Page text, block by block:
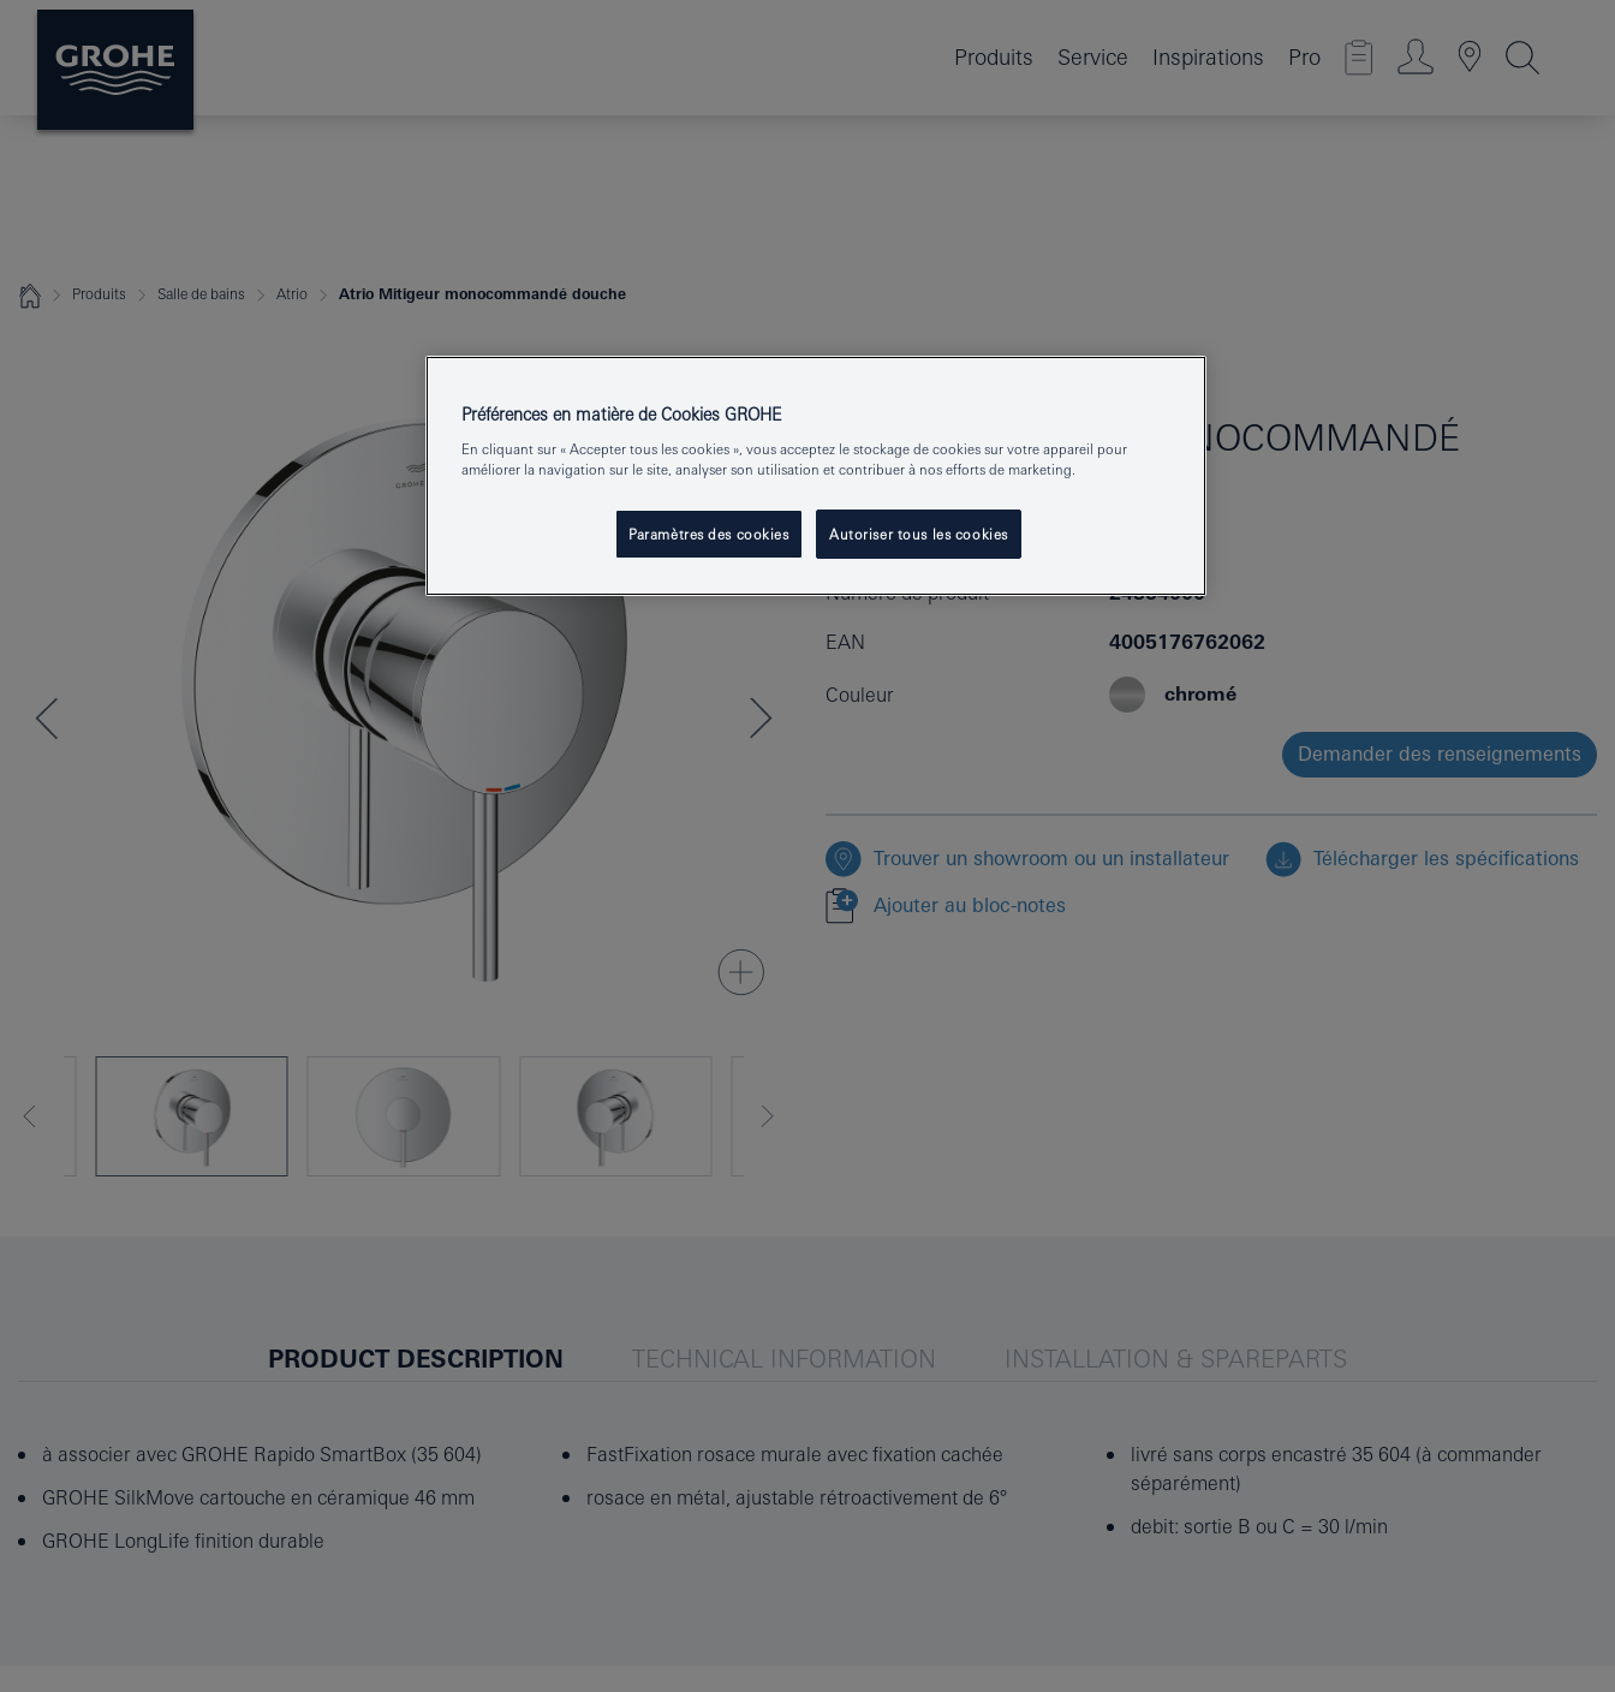
Produits Service Inspirations Pro
Produits Salle de bains Atrio Atrio Mitigeur monocommandé douche
ATRIOMITIGEUR MONOCOMMANDÉ
DOUCHE
Numéro de produit 24354000
EAN 4005176762062
Couleur chromé
Demander des renseignements
Trouver un showroom ou un installateur Télécharger les spécifications
Ajouter au bloc-notes
PRODUCT DESCRIPTION TECHNICAL INFORMATION INSTALLATION & SPAREPARTS
à associer avec GROHE Rapido SmartBox (35 604)
GROHE SilkMove cartouche en céramique 46 mm
GROHE LongLife finition durable
FastFixation rosace murale avec fixation cachée
rosace en métal, ajustable rétroactivement de 6°
livré sans corps encastré 35 604 (à commander
séparément)
debit: sortie B ou C = 30 l/min
Préférences en matière de Cookies GROHE
En cliquant sur « Accepter tous les cookies », vous acceptez le stockage de cookies sur votre appareil pour
améliorer la navigation sur le site, analyser son utilisation et contribuer à nos efforts de marketing.
Paramètres des cookies Autoriser tous les cookies